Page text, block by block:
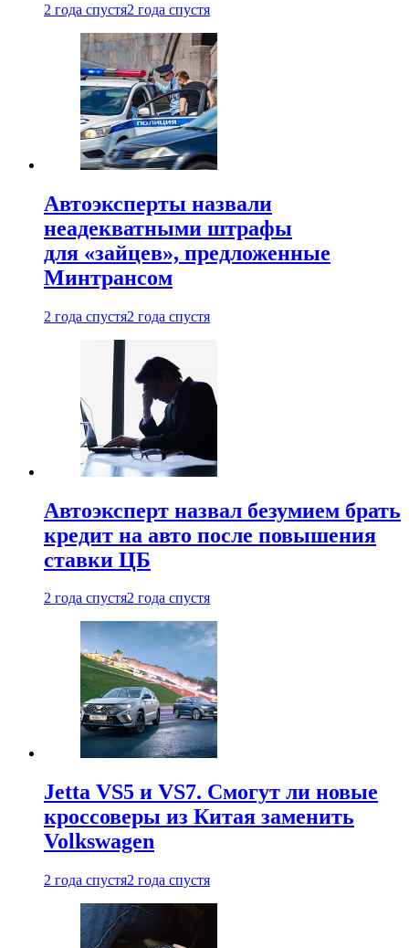
2 года спустя2 года спустя
Автоэксперты назвали
неадекватными штрафы
для «зайцев», предложенные
Минтрансом
2 года спустя2 года спустя
Автоэксперт назвал безумием брать
кредит на авто после повышения
ставки ЦБ
2 года спустя2 года спустя
Jetta VS5 и VS7. Смогут ли новые
кроссоверы из Китая заменить
Volkswagen
2 года спустя2 года спустя